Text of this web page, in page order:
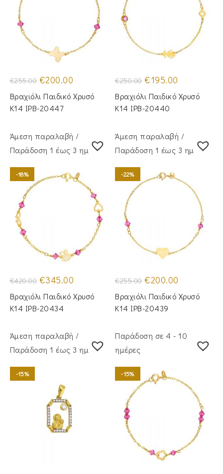
€255.00 Original
price
was:
€255.00.
€200.00
τιμή
είναι:
Βραχιόλι Παιδικό Χρυσό
Κ14 IPB-20447
€250.00 Original
price
was:
€250.00.
€195.00
τιμή
είναι:
Βραχιόλι Παιδικό Χρυσό
Κ14 IPB-20440
Άμεση παραλαβή /
Παράδoση 1 έως 3 ημέρες
-18%
€420.00 Original
price
was:
€420.00.
€345.00
τιμή
είναι:
Βραχιόλι Παιδικό Χρυσό
Κ14 IPB-20434
Άμεση παραλαβή /
Παράδoση 1 έως 3 ημέρες
-22%
€255.00 Original
price
was:
€255.00.
€200.00
τιμή
είναι:
Βραχιόλι Παιδικό Χρυσό
Κ14 IPB-20439
Άμεση παραλαβή /
Παράδoση 1 έως 3 ημέρες
-15%
Παράδοση σε 4 - 10
ημέρες
-15%